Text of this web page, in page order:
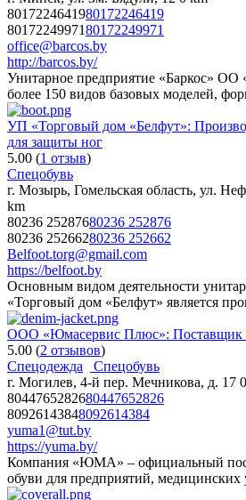
8017224641980172246419
8017224997180172249971
office@barcos.by
http://barcos.by/
Унитарное предприятие «Баркос»
более 150 видов базовых моделей,
УП «Торговый дом «Белфут»:
для защиты ног
5.00 (1 отзыв)
Спецобувь
г. Мозырь, Гомельская область, ул.
km
80236 25287680236 252876
80236 25266280236 252662
Belfoot.torg@gmail.com
https://belfoot.by
Основным видом деятельности
«Торговый дом «Белфут» является
ООО «Юмасервис Плюс»: Поставщик
5.00 (2 отзывов)
Спецодежда
Спецобувь
г. Могилев, 4-й пер. Мечникова, д. 17
8044765282680447652826
80926143848092614384
yuma1@tut.by
https://yuma.by/
Компания «ЮМА» – официальный
обуви для предприятий, медицинских